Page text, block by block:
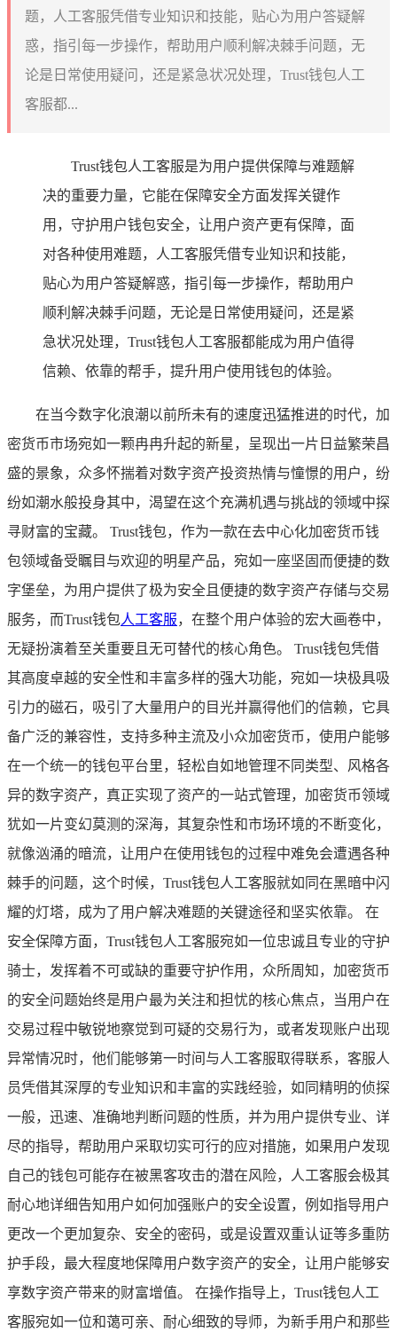
题，人工客服凭借专业知识和技能，贴心为用户答疑解
惑，指引每一步操作，帮助用户顺利解决棘手问题，无
论是日常使用疑问，还是紧急状况处理，Trust钱包人工
客服都...
Trust钱包人工客服是为用户提供保障与难题解
决的重要力量，它能在保障安全方面发挥关键作
用，守护用户钱包安全，让用户资产更有保障，面
对各种使用难题，人工客服凭借专业知识和技能，
贴心为用户答疑解惑，指引每一步操作，帮助用户
顺利解决棘手问题，无论是日常使用疑问，还是紧
急状况处理，Trust钱包人工客服都能成为用户值得
信赖、依靠的帮手，提升用户使用钱包的体验。
在当今数字化浪潮以前所未有的速度迅猛推进的时代，加
密货币市场宛如一颗冉冉升起的新星，呈现出一片日益繁荣昌
盛的景象，众多怀揣着对数字资产投资热情与憧憬的用户，纷
纷如潮水般投身其中，渴望在这个充满机遇与挑战的领域中探
寻财富的宝藏。 Trust钱包，作为一款在去中心化加密货币钱
包领域备受瞩目与欢迎的明星产品，宛如一座坚固而便捷的数
字堡垒，为用户提供了极为安全且便捷的数字资产存储与交易
服务，而Trust钱包人工客服，在整个用户体验的宏大画卷中，
无疑扮演着至关重要且无可替代的核心角色。 Trust钱包凭借
其高度卓越的安全性和丰富多样的强大功能，宛如一块极具吸
引力的磁石，吸引了大量用户的目光并赢得他们的信赖，它具
备广泛的兼容性，支持多种主流及小众加密货币，使用户能够
在一个统一的钱包平台里，轻松自如地管理不同类型、风格各
异的数字资产，真正实现了资产的一站式管理，加密货币领域
犹如一片变幻莫测的深海，其复杂性和市场环境的不断变化，
就像汹涌的暗流，让用户在使用钱包的过程中难免会遭遇各种
棘手的问题，这个时候，Trust钱包人工客服就如同在黑暗中闪
耀的灯塔，成为了用户解决难题的关键途径和坚实依靠。 在
安全保障方面，Trust钱包人工客服宛如一位忠诚且专业的守护
骑士，发挥着不可或缺的重要守护作用，众所周知，加密货币
的安全问题始终是用户最为关注和担忧的核心焦点，当用户在
交易过程中敏锐地察觉到可疑的交易行为，或者发现账户出现
异常情况时，他们能够第一时间与人工客服取得联系，客服人
员凭借其深厚的专业知识和丰富的实践经验，如同精明的侦探
一般，迅速、准确地判断问题的性质，并为用户提供专业、详
尽的指导，帮助用户采取切实可行的应对措施，如果用户发现
自己的钱包可能存在被黑客攻击的潜在风险，人工客服会极其
耐心地详细告知用户如何加强账户的安全设置，例如指导用户
更改一个更加复杂、安全的密码，或是设置双重认证等多重防
护手段，最大程度地保障用户数字资产的安全，让用户能够安
享数字资产带来的财富增值。 在操作指导上，Trust钱包人工
客服宛如一位和蔼可亲、耐心细致的导师，为新手用户和那些